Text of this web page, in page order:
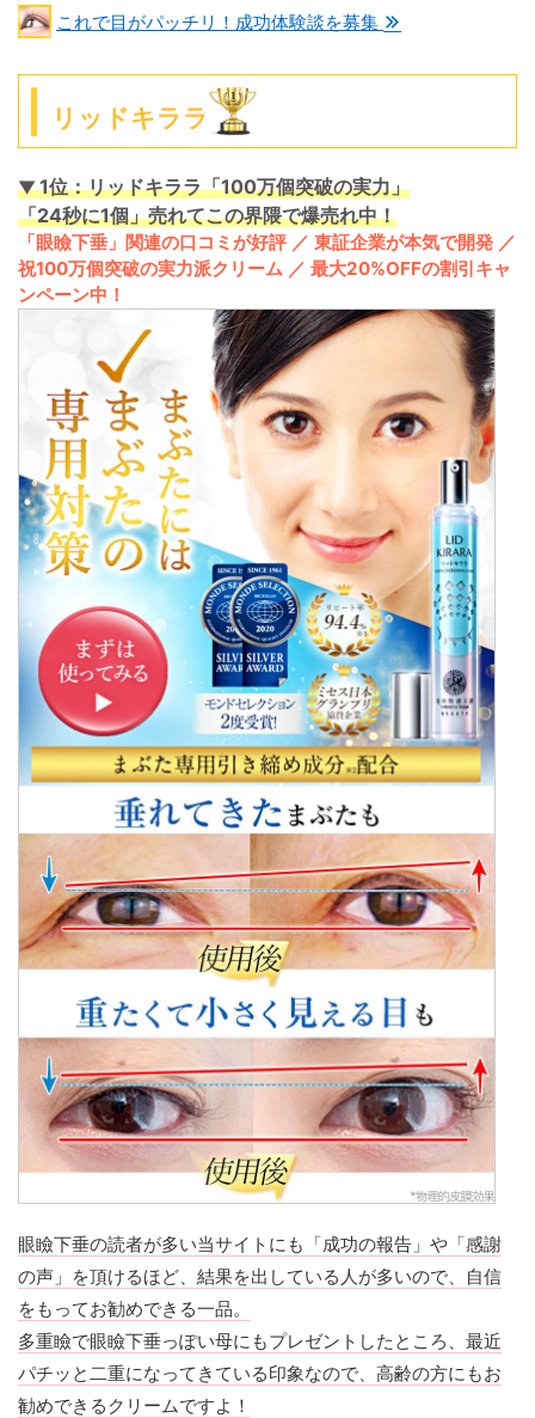
これで目がパッチリ！成功体験談を募集
リッドキララ
▼1位：リッドキララ「100万個突破の実力」
「24秒に1個」売れてこの界隈で爆売れ中！
「眼瞼下垂」関連の口コミが好評 ／ 東証企業が本気で開発 ／
祝100万個突破の実力派クリーム ／ 最大20%OFFの割引キャ
ンペーン中！
眼瞼下垂の読者が多い当サイトにも「成功の報告」や「感謝
の声」を頂けるほど、結果を出している人が多いので、自信
をもってお勧めできる一品。
多重瞼で眼瞼下垂っぽい母にもプレゼントしたところ、最近
パチッと二重になってきている印象なので、高齢の方にもお
勧めできるクリームですよ！